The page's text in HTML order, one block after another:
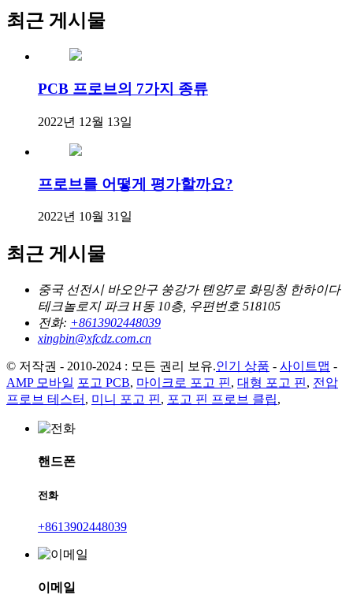
최근 게시물
PCB 프로브의 7가지 종류
2022년 12월 13일
프로브를 어떻게 평가할까요?
2022년 10월 31일
최근 게시물
중국 선전시 바오안구 쑹강가 톈양7로 화밍청 한하이다
테크놀로지 파크 H동 10층, 우편번호 518105
전화: +8613902448039
xingbin@xfcdz.com.cn
© 저작권 - 2010-2024 : 모든 권리 보유.인기 상품 - 사이트맵 -
AMP 모바일 포고 PCB, 마이크로 포고 핀, 대형 포고 핀, 전압
프로브 테스터 , 미니 포고 핀, 포고 핀 프로브 클립,
핸드폰
전화
+8613902448039
이메일